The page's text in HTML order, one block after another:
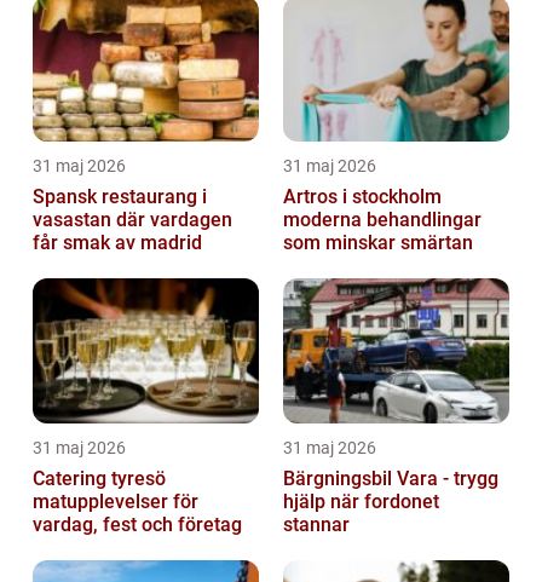
31 maj 2026
Spansk restaurang i
vasastan där vardagen
får smak av madrid
31 maj 2026
Artros i stockholm
moderna behandlingar
som minskar smärtan
31 maj 2026
Catering tyresö
matupplevelser för
vardag, fest och företag
31 maj 2026
Bärgningsbil Vara - trygg
hjälp när fordonet
stannar